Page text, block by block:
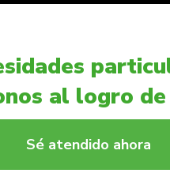
al logro
Sé atendido ahora